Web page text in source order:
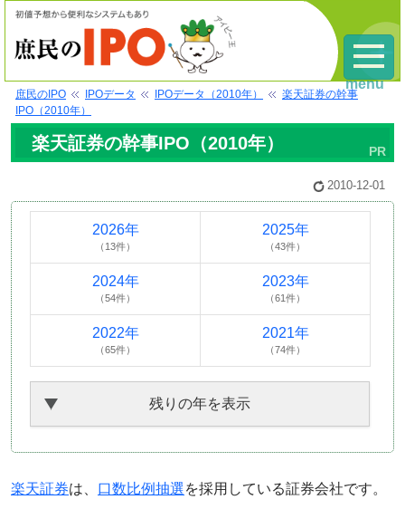
庶民のIPO IPOデータ IPOデータ（2010年）
楽天証券の幹事
IPO（2010年）
楽天証券の幹事IPO（2010年）
2010-12-01
2026年
（13件）
2025年
（43件）
2024年
（54件）
2023年
（61件）
2022年
（65件）
2021年
（74件）
残りの年を表示
楽天証券は、 口数比例抽選を採用している証券会社です。
menu